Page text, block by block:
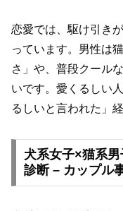
恋愛では、駆け引き
っています。男性は
さ」や、普段クール
いです。愛くるしい
るしいと言われた」
犬系女子×猫系
診断 – カップル